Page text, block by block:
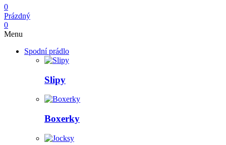
0
Prázdný
0
Menu
Spodní prádlo
Slipy
Boxerky